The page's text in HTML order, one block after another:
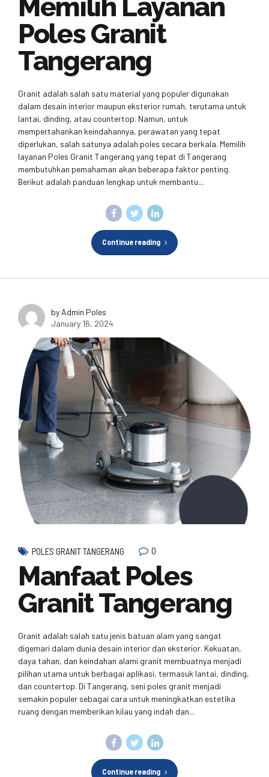
Memilih Layanan
Poles Granit
Tangerang
Granit adalah salah satu material yang populer digunakan
dalam desain interior maupun eksterior rumah, terutama untuk
lantai, dinding, atau countertop. Namun, untuk
mempertahankan keindahannya, perawatan yang tepat
diperlukan, salah satunya adalah poles secara berkala. Memilih
layanan Poles Granit Tangerang yang tepat di Tangerang
membutuhkan pemahaman akan beberapa faktor penting.
Berikut adalah panduan lengkap untuk membantu...
Continue reading
by Admin Poles
January 16, 2024
POLES GRANIT TANGERANG 0
Manfaat Poles
Granit Tangerang
Granit adalah salah satu jenis batuan alam yang sangat
digemari dalam dunia desain interior dan eksterior. Kekuatan,
daya tahan, dan keindahan alami granit membuatnya menjadi
pilihan utama untuk berbagai aplikasi, termasuk lantai, dinding,
dan countertop. Di Tangerang, seni poles granit menjadi
semakin populer sebagai cara untuk meningkatkan estetika
ruang dengan memberikan kilau yang indah dan...
Continue reading